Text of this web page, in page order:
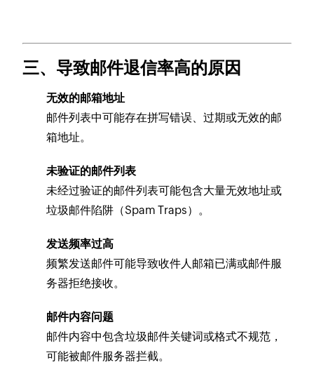
三、导致邮件退信率高的原因
无效的邮箱地址
邮件列表中可能存在拼写错误、过期或无效的邮
箱地址。
未验证的邮件列表
未经过验证的邮件列表可能包含大量无效地址或
垃圾邮件陷阱（Spam Traps）。
发送频率过高
频繁发送邮件可能导致收件人邮箱已满或邮件服
务器拒绝接收。
邮件内容问题
邮件内容中包含垃圾邮件关键词或格式不规范，
可能被邮件服务器拦截。